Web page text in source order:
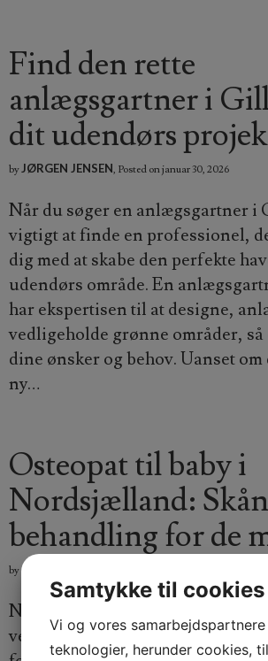
Find den rette
anlægsgartner i
dit udendørs
by JØRGEN JENSEN, Posted onjanuar 30, 2026
Når du søger en anlægsgartner i
vigtigt at finde en professionel,
dig med at skabe den perfekte
udendørs område. En
har ekspertisen til at designe,
vedligeholde grønne områder, så
dine ønsker og behov. Uanset
ny…
Osteopat til baby i
Nordsjælland:
behandling for de
byJØRGEN JENSEN
Når det kommer til vores babyers
velvære, ønsker vi kun det bedste.
Samtykke til cookies
Vi og vores
teknologier, herunder cookies,